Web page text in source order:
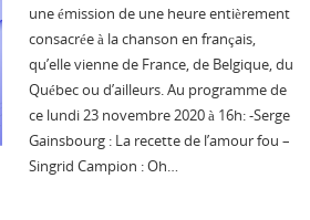
une émission de une heure entièrement
consacrée à la chanson en français,
qu’elle vienne de France, de Belgique, du
Québec ou d’ailleurs. Au programme de
ce lundi 23 novembre 2020 à 16h: -Serge
Gainsbourg : La recette de l’amour fou –
Singrid Campion : Oh…